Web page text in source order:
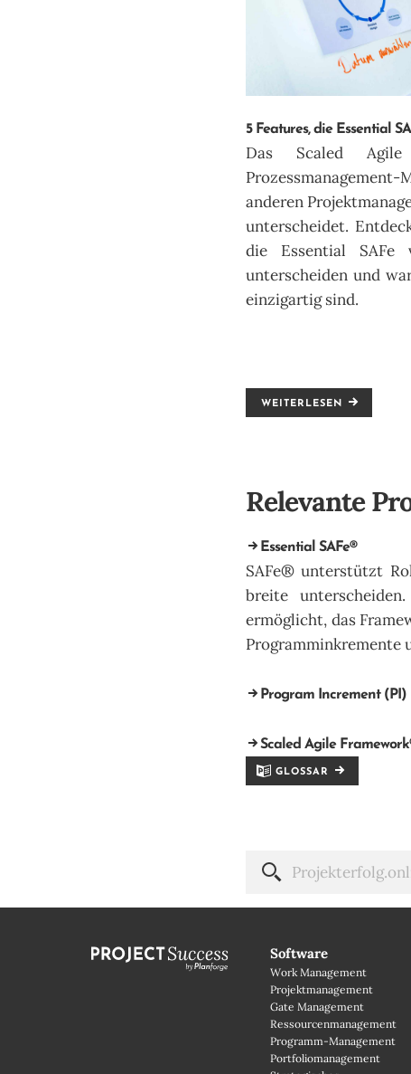
5 Features, die Essential
Das Scaled
anderen
unterscheidet.
die Essential SAFe
unterscheiden und
einzigartig sind.
WEITERLESEN
Relevante
Essential SAFe®
SAFe® unterstützt
breite
ermöglicht, das
Programminkremente
Program Increment (PI)
Scaled Agile
GLOSSAR
Software
Work Management
Projektmanagement
Gate Management
Ressourcenmanagement
Programm-Management
Portfoliomanagement